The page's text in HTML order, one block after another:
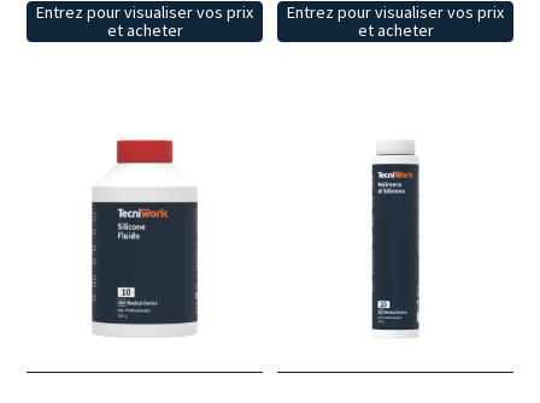
Entrez pour visualiser vos prix
et acheter
Entrez pour visualiser vos prix
et acheter